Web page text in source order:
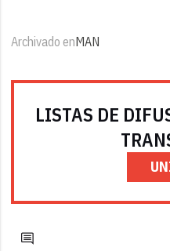
Archivado enMAN
LISTAS DE